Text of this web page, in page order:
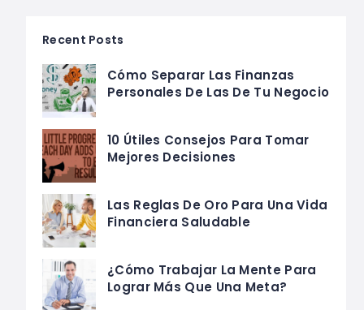
Recent Posts
Cómo Separar Las Finanzas
Personales De Las De Tu Negocio
10 Útiles Consejos Para Tomar
Mejores Decisiones
Las Reglas De Oro Para Una Vida
Financiera Saludable
¿Cómo Trabajar La Mente Para
Lograr Más Que Una Meta?